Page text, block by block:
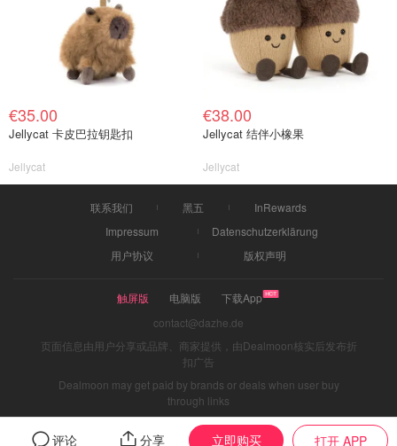
€35.00
Jellycat 卡皮巴拉钥匙扣
Jellycat
€38.00
Jellycat 结伴小橡果
Jellycat
评论 分享 立即购买 打开 APP
联系我们 黑五
InRewards
Impressum
Datenschutzerklärung
用户协议
版权声明
触屏版 电脑版
下载App
contact@dazhe.de
页面信息由用户分享或品牌、商家提供，由Dealmoon核实后发布折
扣广告
Dealmoon may get paid by brands or deals when user buy
through links